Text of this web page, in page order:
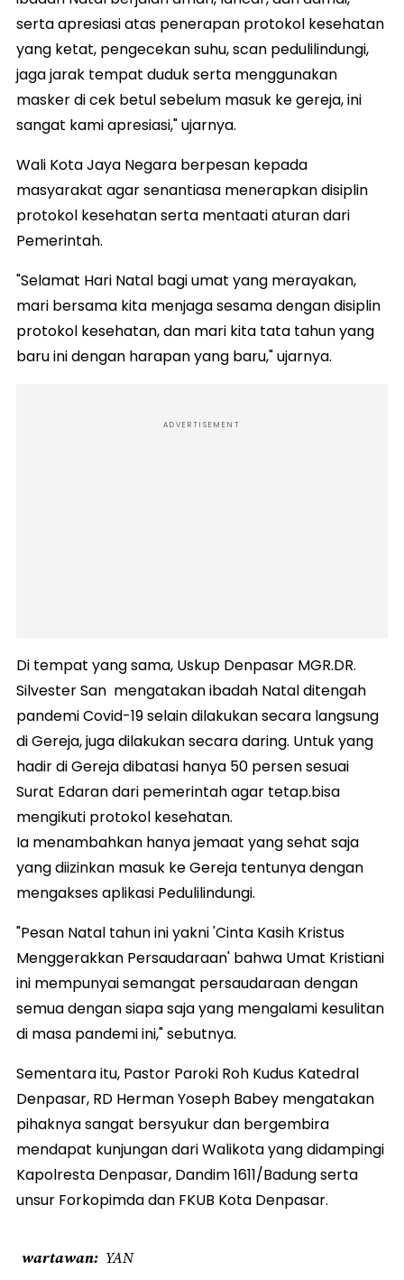
serta apresiasi atas penerapan protokol kesehatan
yang ketat, pengecekan suhu, scan pedulilindungi,
jaga jarak tempat duduk serta menggunakan
masker di cek betul sebelum masuk ke gereja, ini
sangat kami apresiasi," ujarnya.
Wali Kota Jaya Negara berpesan kepada
masyarakat agar senantiasa menerapkan disiplin
protokol kesehatan serta mentaati aturan dari
Pemerintah.
"Selamat Hari Natal bagi umat yang merayakan,
mari bersama kita menjaga sesama dengan disiplin
protokol kesehatan, dan mari kita tata tahun yang
baru ini dengan harapan yang baru," ujarnya.
ADVERTISEMENT
Di tempat yang sama, Uskup Denpasar MGR.DR.
Silvester San mengatakan ibadah Natal ditengah
pandemi Covid-19 selain dilakukan secara langsung
di Gereja, juga dilakukan secara daring. Untuk yang
hadir di Gereja dibatasi hanya 50 persen sesuai
Surat Edaran dari pemerintah agar tetap.bisa
mengikuti protokol kesehatan.
Ia menambahkan hanya jemaat yang sehat saja
yang diizinkan masuk ke Gereja tentunya dengan
mengakses aplikasi Pedulilindungi.
"Pesan Natal tahun ini yakni 'Cinta Kasih Kristus
Menggerakkan Persaudaraan' bahwa Umat Kristiani
ini mempunyai semangat persaudaraan dengan
semua dengan siapa saja yang mengalami kesulitan
di masa pandemi ini," sebutnya.
Sementara itu, Pastor Paroki Roh Kudus Katedral
Denpasar, RD Herman Yoseph Babey mengatakan
pihaknya sangat bersyukur dan bergembira
mendapat kunjungan dari Walikota yang didampingi
Kapolresta Denpasar, Dandim 1611/Badung serta
unsur Forkopimda dan FKUB Kota Denpasar.
wartawan YAN